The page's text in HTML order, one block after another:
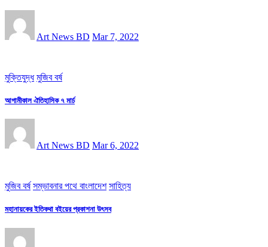
Art News BD Mar 7, 2022
মুক্তিযুদ্ধ মুজিব বর্ষ
আগামীকাল ঐতিহাসিক ৭ মার্চ
Art News BD Mar 6, 2022
মুজিব বর্ষ সম্ভাবনার পথে বাংলাদেশ সাহিত্য
মহানায়কের ইতিকথা বইয়ের প্রকাশনা উৎসব